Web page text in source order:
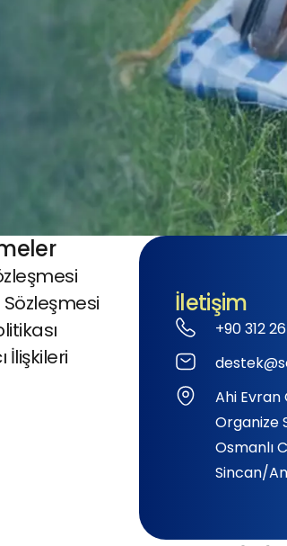
Sözleşmesi
İlişkileri
İletişim
+90 312
Ahi Evran
Organize
Osmanlı
Sincan/